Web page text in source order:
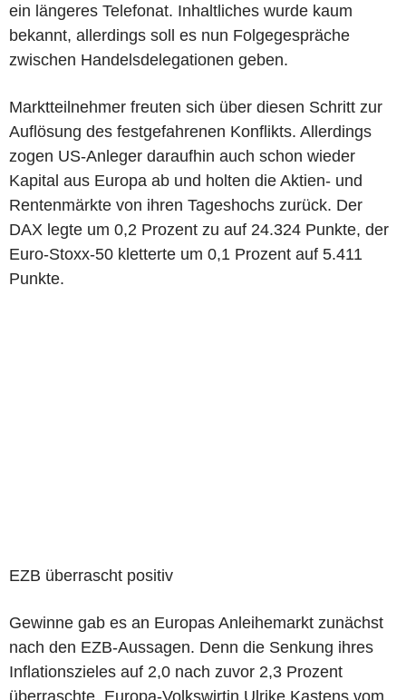
ein längeres Telefonat. Inhaltliches wurde kaum
bekannt, allerdings soll es nun Folgegespräche
zwischen Handelsdelegationen geben.
Marktteilnehmer freuten sich über diesen Schritt zur
Auflösung des festgefahrenen Konflikts. Allerdings
zogen US-Anleger daraufhin auch schon wieder
Kapital aus Europa ab und holten die Aktien- und
Rentenmärkte von ihren Tageshochs zurück. Der
DAX legte um 0,2 Prozent zu auf 24.324 Punkte, der
Euro-Stoxx-50 kletterte um 0,1 Prozent auf 5.411
Punkte.
EZB überrascht positiv
Gewinne gab es an Europas Anleihemarkt zunächst
nach den EZB-Aussagen. Denn die Senkung ihres
Inflationszieles auf 2,0 nach zuvor 2,3 Prozent
überraschte. Europa-Volkswirtin Ulrike Kastens vom